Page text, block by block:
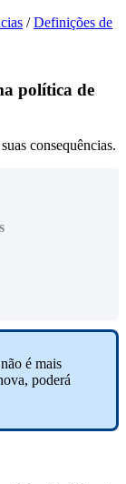
/ Definições de
política de
consequências.
não é mais
, poderá